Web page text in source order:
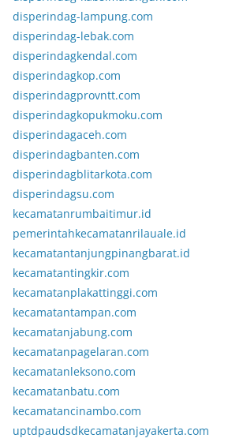
disperindag-lampung.com
disperindag-lebak.com
disperindagkendal.com
disperindagkop.com
disperindagprovntt.com
disperindagkopukmoku.com
disperindagaceh.com
disperindagbanten.com
disperindagblitarkota.com
disperindagsu.com
kecamatanrumbaitimur.id
pemerintahkecamatanrilauale.id
kecamatantanjungpinangbarat.id
kecamatantingkir.com
kecamatanplakattinggi.com
kecamatantampan.com
kecamatanjabung.com
kecamatanpagelaran.com
kecamatanleksono.com
kecamatanbatu.com
kecamatancinambo.com
uptdpaudsdkecamatanjayakerta.com